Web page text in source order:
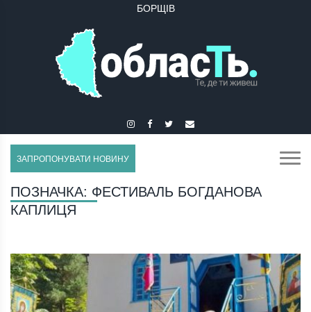
БОРЩІВ
ЗАПРОПОНУВАТИ НОВИНУ
ПОЗНАЧКА: ФЕСТИВАЛЬ БОГДАНОВА
КАПЛИЦЯ